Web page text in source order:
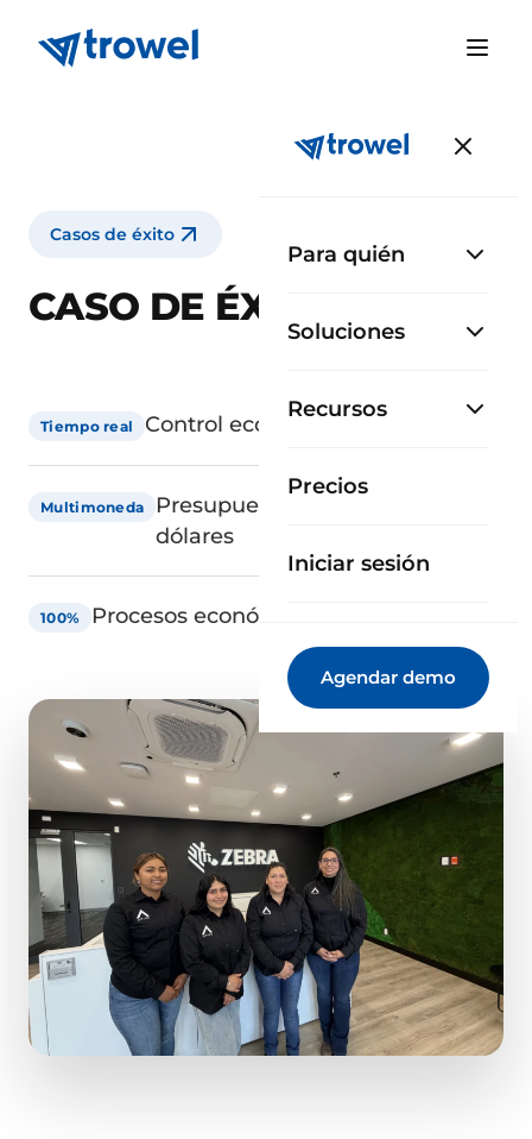
Para quién
Soluciones
Recursos
Precios
Iniciar sesión
Agendar demo
Casos de éxito
CASO DE ÉXITO ÁPICE
Tiempo real Control económico de obra
Multimoneda
Presupuestos en pesos y
dólares
100% Procesos económicos centralizados